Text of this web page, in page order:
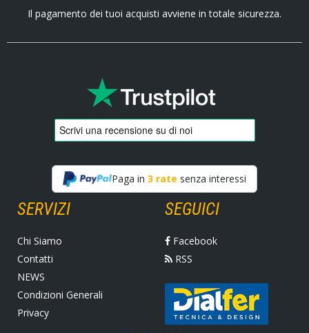
Il pagamento dei tuoi acquisti avviene in totale sicurezza.
Paga in 3 rate senza interessi
SERVIZI
Chi Siamo
Contatti
NEWS
Condizioni Generali
Privacy
SEGUICI
Facebook
RSS